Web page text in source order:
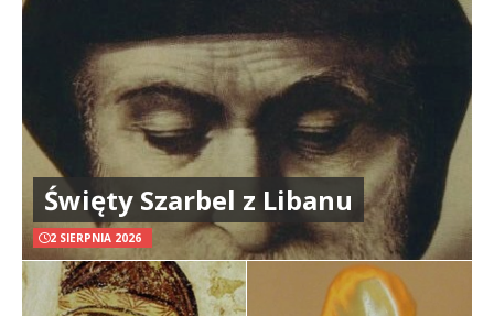
Święty Szarbel z Libanu
2 SIERPNIA 2026